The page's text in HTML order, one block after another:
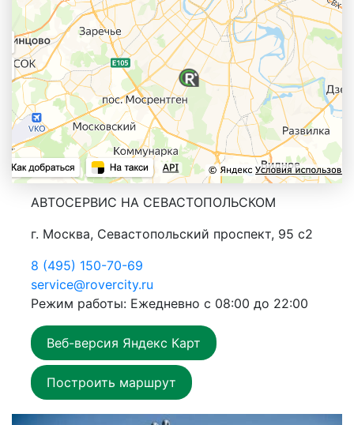
АВТОСЕРВИС НА СЕВАСТОПОЛЬСКОМ
г. Москва, Севастопольский проспект, 95 с2
8 (495) 150-70-69
service@rovercity.ru
Режим работы: Ежедневно с 08:00 до 22:00
Веб-версия Яндекс Карт
Построить маршрут